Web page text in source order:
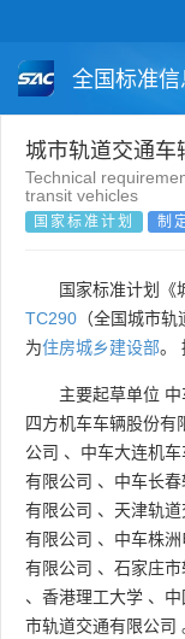
全国标准
国家标准
团体标准
城市轨道交通车
Technical
transit vehicles
国家标准计划 制
国家标准计划《
TC290 （全国城市
为住房城乡建设部。
主要起草单位
四方机车车辆股份有
公司 、 中车大连机
有限公司 、 中车长
有限公司 、 天津轨
有限公司 、 中车株
有限公司 、 石家庄
、 香港理工大学 、
市轨道交通有限公司